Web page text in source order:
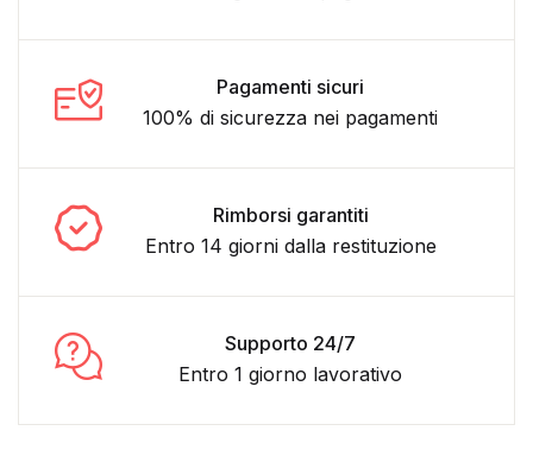
Pagamenti sicuri
100% di sicurezza nei pagamenti
Rimborsi garantiti
Entro 14 giorni dalla restituzione
Supporto 24/7
Entro 1 giorno lavorativo